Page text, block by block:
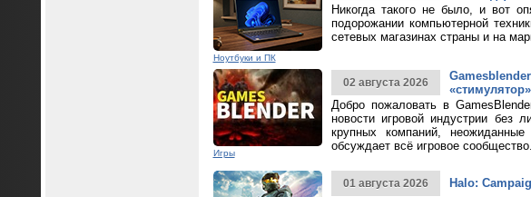
Ноутбуки и ПК
Никогда такого не было, и вот
подорожании компьютерной
сетевых магазинах страны и на
Игры
02 августа 2026
Добро пожаловать в
новости игровой индустрии
крупных компаний,
обсуждает всё игровое
01 августа 2026
Halo: